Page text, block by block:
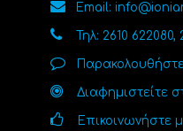
Email:
Τηλ: 2610 622080,
Διαφημιστείτε
Επικοινωνήστε